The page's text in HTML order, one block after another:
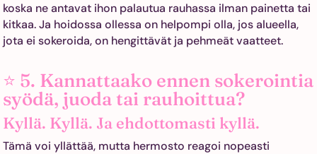
koska ne antavat ihon palautua rauhassa ilman painetta tai
kitkaa. Ja hoidossa ollessa on helpompi olla, jos alueella,
jota ei sokeroida, on hengittävät ja pehmeät vaatteet.
⭐ 5. Kannattaako ennen sokerointia
syödä, juoda tai rauhoittua?
Kyllä. Kyllä. Ja ehdottomasti kyllä.
Tämä voi yllättää, mutta hermosto reagoi nopeasti